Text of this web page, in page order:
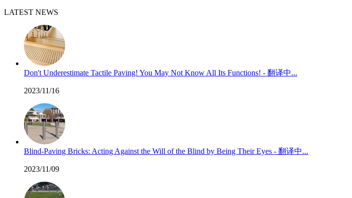
LATEST NEWS
Don't Underestimate Tactile Paving! You May Not Know All Its Functions! - 翻译中...
2023/11/16
Blind-Paving Bricks: Acting Against the Will of the Blind by Being Their Eyes - 翻译中...
2023/11/09